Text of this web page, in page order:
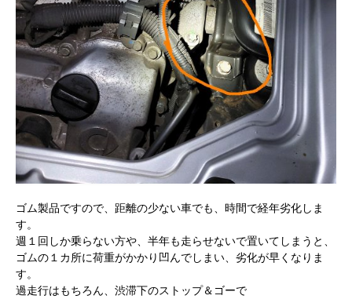
ゴム製品ですので、距離の少ない車でも、時間で経年劣化しま
す。
週１回しか乗らない方や、半年も走らせないで置いてしまうと、
ゴムの１カ所に荷重がかかり凹んでしまい、劣化が早くなりま
す。
過走行はもちろん、渋滞下のストップ＆ゴーで